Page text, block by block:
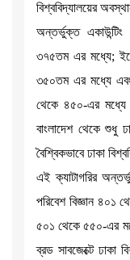
বিশ্ববিদ্যালয়ের
অন্তর্ভুক্ত একাউন্টিং
৩৭৫তম এর মধ্যে;
৩৫০তম এর মধ্যে এবং
থেকে ৪৫০-এর মধ্যে
বাংলাদেশ থেকে শুধু
বৈশ্বিকভাবে ঢাকা
এই ক্যাটাগরির
পরিবেশ বিজ্ঞান ৪০১
৫০১ থেকে ৫৫০-এর
ব্রড সাবজেক্টে ঢাকা